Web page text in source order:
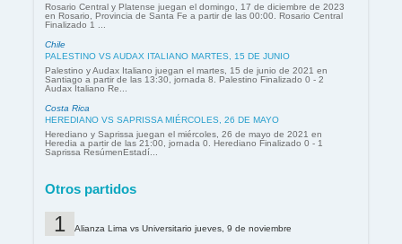
Rosario Central y Platense juegan el domingo, 17 de diciembre de 2023
en Rosario, Provincia de Santa Fe a partir de las 00:00. Rosario Central
Finalizado 1 ...
Chile
PALESTINO VS AUDAX ITALIANO MARTES, 15 DE JUNIO
Palestino y Audax Italiano juegan el martes, 15 de junio de 2021 en
Santiago a partir de las 13:30, jornada 8. Palestino Finalizado 0 - 2
Audax Italiano Re...
Costa Rica
HEREDIANO VS SAPRISSA MIÉRCOLES, 26 DE MAYO
Herediano y Saprissa juegan el miércoles, 26 de mayo de 2021 en
Heredia a partir de las 21:00, jornada 0. Herediano Finalizado 0 - 1
Saprissa ResúmenEstadí...
Otros partidos
Alianza Lima vs Universitario jueves, 9 de noviembre